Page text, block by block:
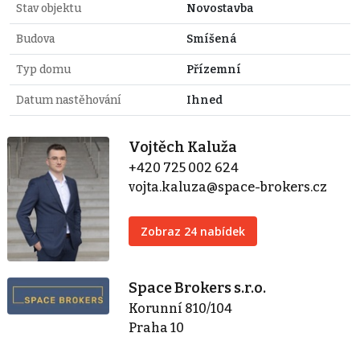
Stav objektu Novostavba
Budova Smíšená
Typ domu Přízemní
Datum nastěhování Ihned
Vojtěch Kaluža
+420 725 002 624
vojta.kaluza@space-brokers.cz
Zobraz 24 nabídek
Space Brokers s.r.o.
Korunní 810/104
Praha 10